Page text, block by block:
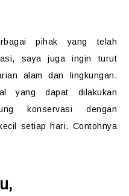
pihak yang telah
saya juga ingin turut
alam dan lingkungan.
yang dapat dilakukan
konservasi dengan
setiap hari. Contohnya